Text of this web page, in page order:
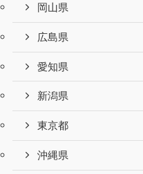
岡山県
広島県
愛知県
新潟県
東京都
沖縄県